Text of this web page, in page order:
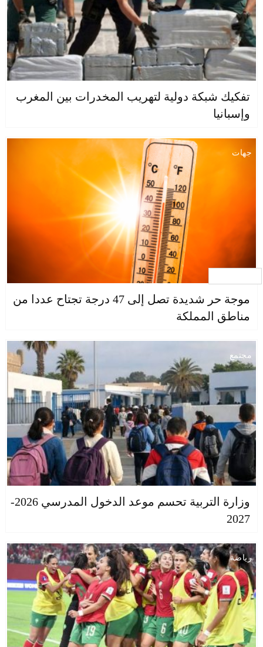
تفكيك شبكة دولية لتهريب المخدرات بين المغرب
وإسبانيا
جهات
موجة حر شديدة تصل إلى 47 درجة تجتاح عددا من
مناطق المملكة
مجتمع
وزارة التربية تحسم موعد الدخول المدرسي 2026-
2027
رياضة